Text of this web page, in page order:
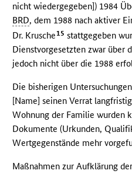
nicht wiedergegeben]) 1984
BRD, dem 1988 nach aktiver
Dr. Krusche15 stattgegeben
Dienstvorgesetzten zwar über
jedoch nicht über die 1988
Die bisherigen
[Name] seinen Verrat
Wohnung der Familie wurden
Dokumente (Urkunden,
Wertgegenstände mehr
Maßnahmen zur Aufklärung